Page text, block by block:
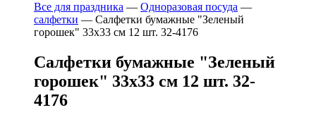
Все для праздника — Одноразовая посуда —
салфетки — Салфетки бумажные "Зеленый
горошек" 33х33 см 12 шт. 32-4176
Салфетки бумажные "Зеленый
горошек" 33х33 см 12 шт. 32-
4176